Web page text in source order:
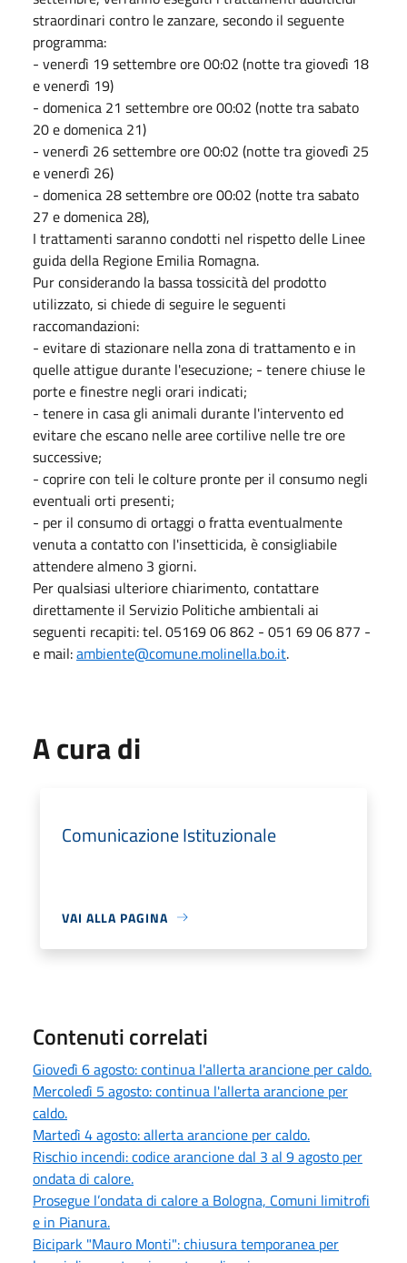
straordinari contro le zanzare, secondo il seguente
programma:
- venerdì 19 settembre ore 00:02 (notte tra giovedì 18
e venerdì 19)
- domenica 21 settembre ore 00:02 (notte tra sabato
20 e domenica 21)
- venerdì 26 settembre ore 00:02 (notte tra giovedì 25
e venerdì 26)
- domenica 28 settembre ore 00:02 (notte tra sabato
27 e domenica 28),
I trattamenti saranno condotti nel rispetto delle Linee
guida della Regione Emilia Romagna.
Pur considerando la bassa tossicità del prodotto
utilizzato, si chiede di seguire le seguenti
raccomandazioni:
- evitare di stazionare nella zona di trattamento e in
quelle attigue durante l'esecuzione; - tenere chiuse le
porte e finestre negli orari indicati;
- tenere in casa gli animali durante l'intervento ed
evitare che escano nelle aree cortilive nelle tre ore
successive;
- coprire con teli le colture pronte per il consumo negli
eventuali orti presenti;
- per il consumo di ortaggi o fratta eventualmente
venuta a contatto con l'insetticida, è consigliabile
attendere almeno 3 giorni.
Per qualsiasi ulteriore chiarimento, contattare
direttamente il Servizio Politiche ambientali ai
seguenti recapiti: tel. 05169 06 862 - 051 69 06 877 -
e mail:ambiente@comune.molinella.bo.it.
A cura di
Comunicazione Istituzionale
VAI ALLA PAGINA
Contenuti correlati
Giovedì 6 agosto: continua l'allerta arancione per caldo.
Mercoledì 5 agosto: continua l'allerta arancione per
caldo.
Martedì 4 agosto: allerta arancione per caldo.
Rischio incendi: codice arancione dal 3 al 9 agosto per
ondata di calore.
Prosegue l’ondata di calore a Bologna, Comuni limitrofi
e in Pianura.
Bicipark "Mauro Monti": chiusura temporanea per